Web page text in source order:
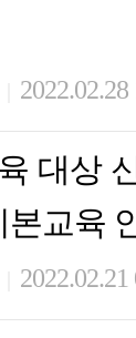
2022.02.28
대상
본교육
2022.02.21